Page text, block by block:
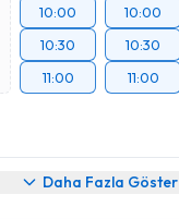
10:00
10:30
11:00
10:00
10:30
11:00
Daha Fazla Göster